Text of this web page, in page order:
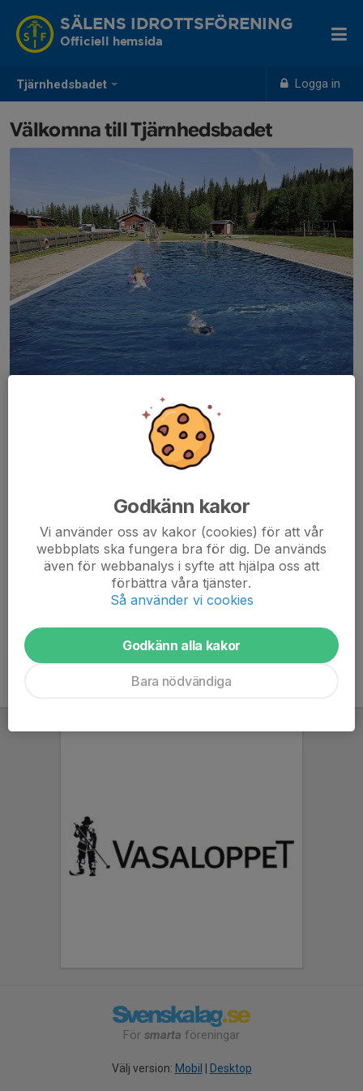
Tjärnhedsbadet Logga in
SÄLENS IDROTTSFÖRENING
Officiell hemsida
Välkomna till Tjärnhedsbadet
Tjärnhedsbadet öppet alla dagar 10:00-18:00 tom 30
Välkomna till Tjärnhedens idrottsplats och Tjärnhedsbadet!
Bägge poolerna är tempererade.
I övrigt så finns utomhusdusch, toaletter samt
omklädningsmöjligheter.
Transtrands Besparingsskogsom äger och
För smarta föreningar
Välj version: Mobil Desktop
Godkänn kakor
Vi använder oss av kakor (cookies) för att vår
webbplats ska fungera bra för dig. De används
även för webbanalys i syfte att hjälpa oss att
förbättra våra tjänster.
Så använder vi cookies
Godkänn alla kakor
Bara nödvändiga